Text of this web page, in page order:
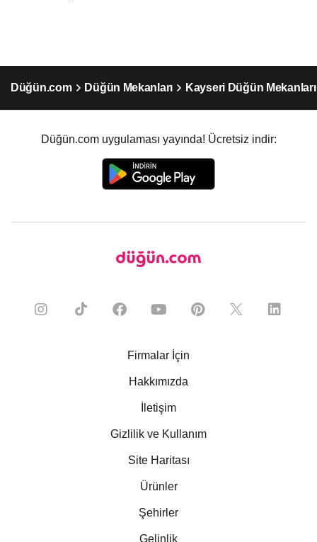
Düğün.com Düğün Mekanları Kayseri Düğün Mekanları
Düğün.com uygulaması yayında! Ücretsiz indir:
Firmalar İçin
Hakkımızda
İletişim
Gizlilik ve Kullanım
Site Haritası
Ürünler
Şehirler
Gelinlik